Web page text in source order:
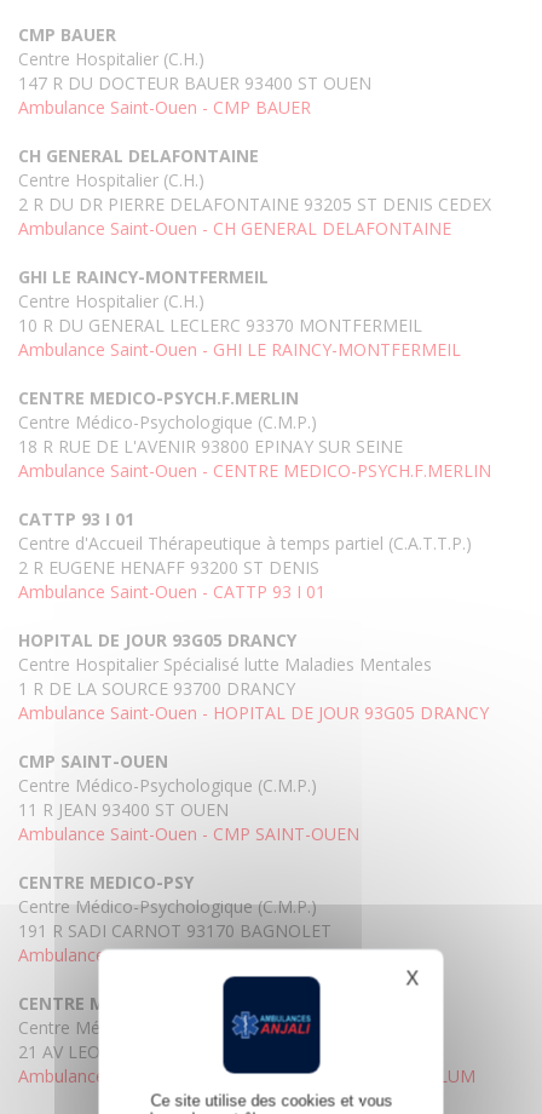
CMP BAUER
Centre Hospitalier (C.H.)
147 R DU DOCTEUR BAUER 93400 ST OUEN
Ambulance Saint-Ouen - CMP BAUER
CH GENERAL DELAFONTAINE
Centre Hospitalier (C.H.)
2 R DU DR PIERRE DELAFONTAINE 93205 ST DENIS CEDEX
Ambulance Saint-Ouen - CH GENERAL DELAFONTAINE
GHI LE RAINCY-MONTFERMEIL
Centre Hospitalier (C.H.)
10 R DU GENERAL LECLERC 93370 MONTFERMEIL
Ambulance Saint-Ouen - GHI LE RAINCY-MONTFERMEIL
CENTRE MEDICO-PSYCH.F.MERLIN
Centre Médico-Psychologique (C.M.P.)
18 R RUE DE L'AVENIR 93800 EPINAY SUR SEINE
Ambulance Saint-Ouen - CENTRE MEDICO-PSYCH.F.MERLIN
CATTP 93 I 01
Centre d'Accueil Thérapeutique à temps partiel (C.A.T.T.P.)
2 R EUGENE HENAFF 93200 ST DENIS
Ambulance Saint-Ouen - CATTP 93 I 01
HOPITAL DE JOUR 93G05 DRANCY
Centre Hospitalier Spécialisé lutte Maladies Mentales
1 R DE LA SOURCE 93700 DRANCY
Ambulance Saint-Ouen - HOPITAL DE JOUR 93G05 DRANCY
CMP SAINT-OUEN
Centre Médico-Psychologique (C.M.P.)
11 R JEAN 93400 ST OUEN
Ambulance Saint-Ouen - CMP SAINT-OUEN
CENTRE MEDICO-PSY
Centre Médico-Psychologique (C.M.P.)
191 R SADI CARNOT 93170 BAGNOLET
Ambulance Saint-Ouen - CENTRE MEDICO-PSY
CENTRE MEDICO PSYCHO.BLUM
Centre Médico-Psychologique (C.M.P.)
21 AV LEON BLUM 93140 BONDY
Ambulance Saint-Ouen - CENTRE MEDICO PSYCHO.BLUM
Ce site utilise des cookies et vous
X